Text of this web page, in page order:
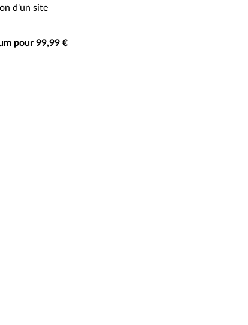
d'un site
pour 99,99 €